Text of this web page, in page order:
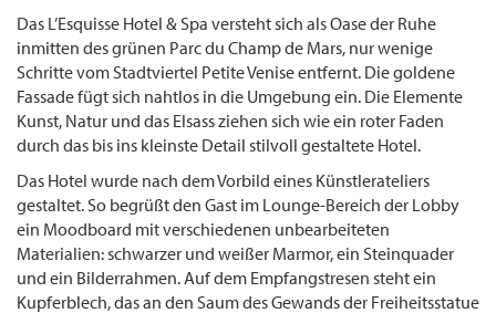
Das L’Esquisse Hotel & Spa versteht sich als Oase der Ruhe
inmitten des grünen Parc du Champ de Mars, nur wenige
Schritte vom Stadtviertel Petite Venise entfernt. Die goldene
Fassade fügt sich nahtlos in die Umgebung ein. Die Elemente
Kunst, Natur und das Elsass ziehen sich wie ein roter Faden
durch das bis ins kleinste Detail stilvoll gestaltete Hotel.
Das Hotel wurde nach dem Vorbild eines Künstlerateliers
gestaltet. So begrüßt den Gast im Lounge-Bereich der Lobby
ein Moodboard mit verschiedenen unbearbeiteten
Materialien: schwarzer und weißer Marmor, ein Steinquader
und ein Bilderrahmen. Auf dem Empfangstresen steht ein
Kupferblech, das an den Saum des Gewands der Freiheitsstatue